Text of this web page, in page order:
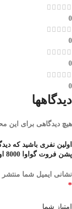
0
0
0
0
دیدگاهها
هیچ دیدگاهی برای
اولین نفری باشید که
پشن فروت گواوا 8000 اولترا پرو موتی | بدنه باریک”
نشانی ایمیل شما
*
امتیاز شما